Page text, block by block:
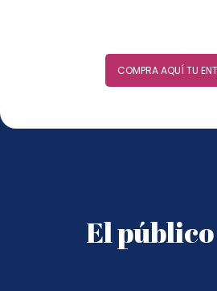
COMPRA AQUÍ TU
El